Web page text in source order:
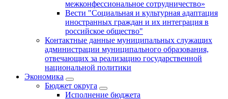
межконфессиональное сотрудничество»
Вести "Социальная и культурная адаптация
иностранных граждан и их интеграция в
российское общество"
Контактные данные муниципальных служащих
администрации муниципального образования,
отвечающих за реализацию государственной
национальной политики
Экономика
Бюджет округa
Исполнение бюджета